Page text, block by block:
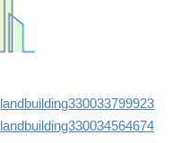
landbuilding330033799923
landbuilding330034564674